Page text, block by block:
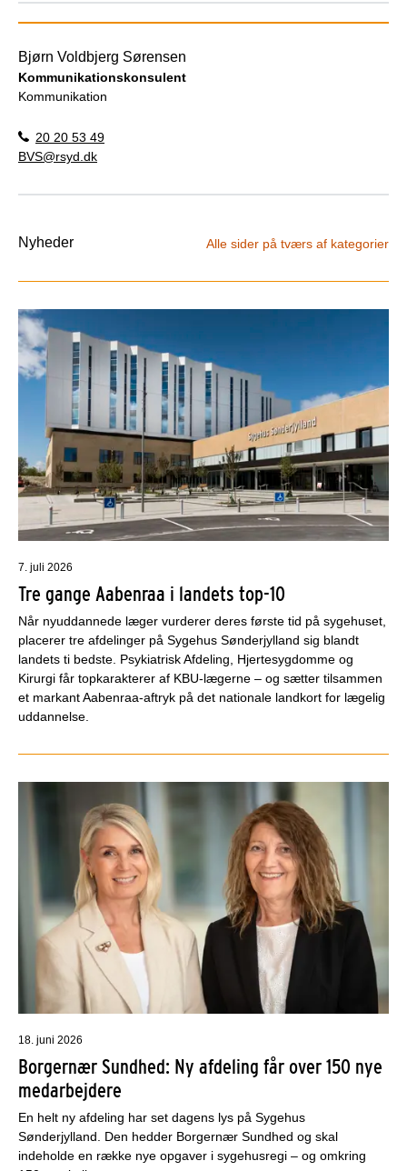
Bjørn Voldbjerg Sørensen
Kommunikationskonsulent
Kommunikation
20 20 53 49
BVS@rsyd.dk
Nyheder Alle sider på tværs af kategorier
7. juli 2026
Tre gange Aabenraa i landets top-10
Når nyuddannede læger vurderer deres første tid på sygehuset,
placerer tre afdelinger på Sygehus Sønderjylland sig blandt
landets ti bedste. Psykiatrisk Afdeling, Hjertesygdomme og
Kirurgi får topkarakterer af KBU-lægerne – og sætter tilsammen
et markant Aabenraa-aftryk på det nationale landkort for lægelig
uddannelse.
18. juni 2026
Borgernær Sundhed: Ny afdeling får over 150 nye
medarbejdere
En helt ny afdeling har set dagens lys på Sygehus
Sønderjylland. Den hedder Borgernær Sundhed og skal
indeholde en række nye opgaver i sygehusregi – og omkring